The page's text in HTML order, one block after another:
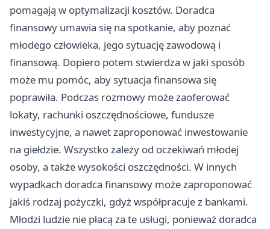
pomagają w optymalizacji kosztów. Doradca
finansowy umawia się na spotkanie, aby poznać
młodego człowieka, jego sytuację zawodową i
finansową. Dopiero potem stwierdza w jaki sposób
może mu pomóc, aby sytuacja finansowa się
poprawiła. Podczas rozmowy może zaoferować
lokaty, rachunki oszczędnościowe, fundusze
inwestycyjne, a nawet zaproponować inwestowanie
na giełdzie. Wszystko zależy od oczekiwań młodej
osoby, a także wysokości oszczędności. W innych
wypadkach doradca finansowy może zaproponować
jakiś rodzaj pożyczki, gdyż współpracuje z bankami.
Młodzi ludzie nie płacą za te usługi, ponieważ doradca